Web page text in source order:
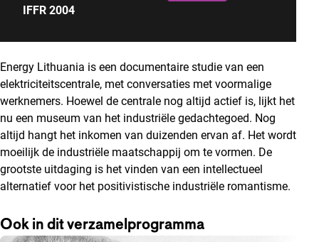
IFFR 2004
Energy Lithuania is een documentaire studie van een
elektriciteitscentrale, met conversaties met voormalige
werknemers. Hoewel de centrale nog altijd actief is, lijkt het
nu een museum van het industriële gedachtegoed. Nog
altijd hangt het inkomen van duizenden ervan af. Het wordt
moeilijk de industriële maatschappij om te vormen. De
grootste uitdaging is het vinden van een intellectueel
alternatief voor het positivistische industriële romantisme.
Ook in dit verzamelprogramma